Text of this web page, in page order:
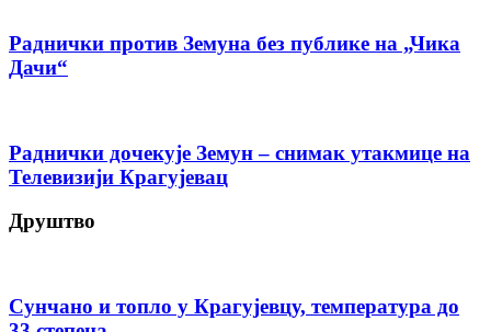
Раднички против Земуна без публике на „Чика
Дачи“
Раднички дочекује Земун – снимак утакмице на
Телевизији Крагујевац
Друштво
Сунчано и топло у Крагујевцу, температура до